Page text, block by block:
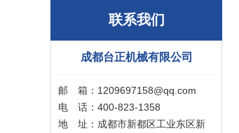
联系我们
成都台正机械有限公司
邮 箱：1209697158@qq.com
电 话：400-823-1358
地 址：成都市新都区工业东区新